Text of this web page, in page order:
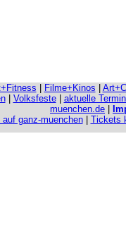
Filme+Kinos
| Volksfeste| aktuelle
muenchen.de
auf ganz-muenchen| Tickets